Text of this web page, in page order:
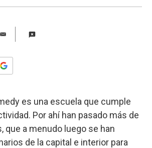
e
E
i
l
es una escuela que cumple
Por ahí han pasado más de
que a menudo luego se han
de la capital e interior para